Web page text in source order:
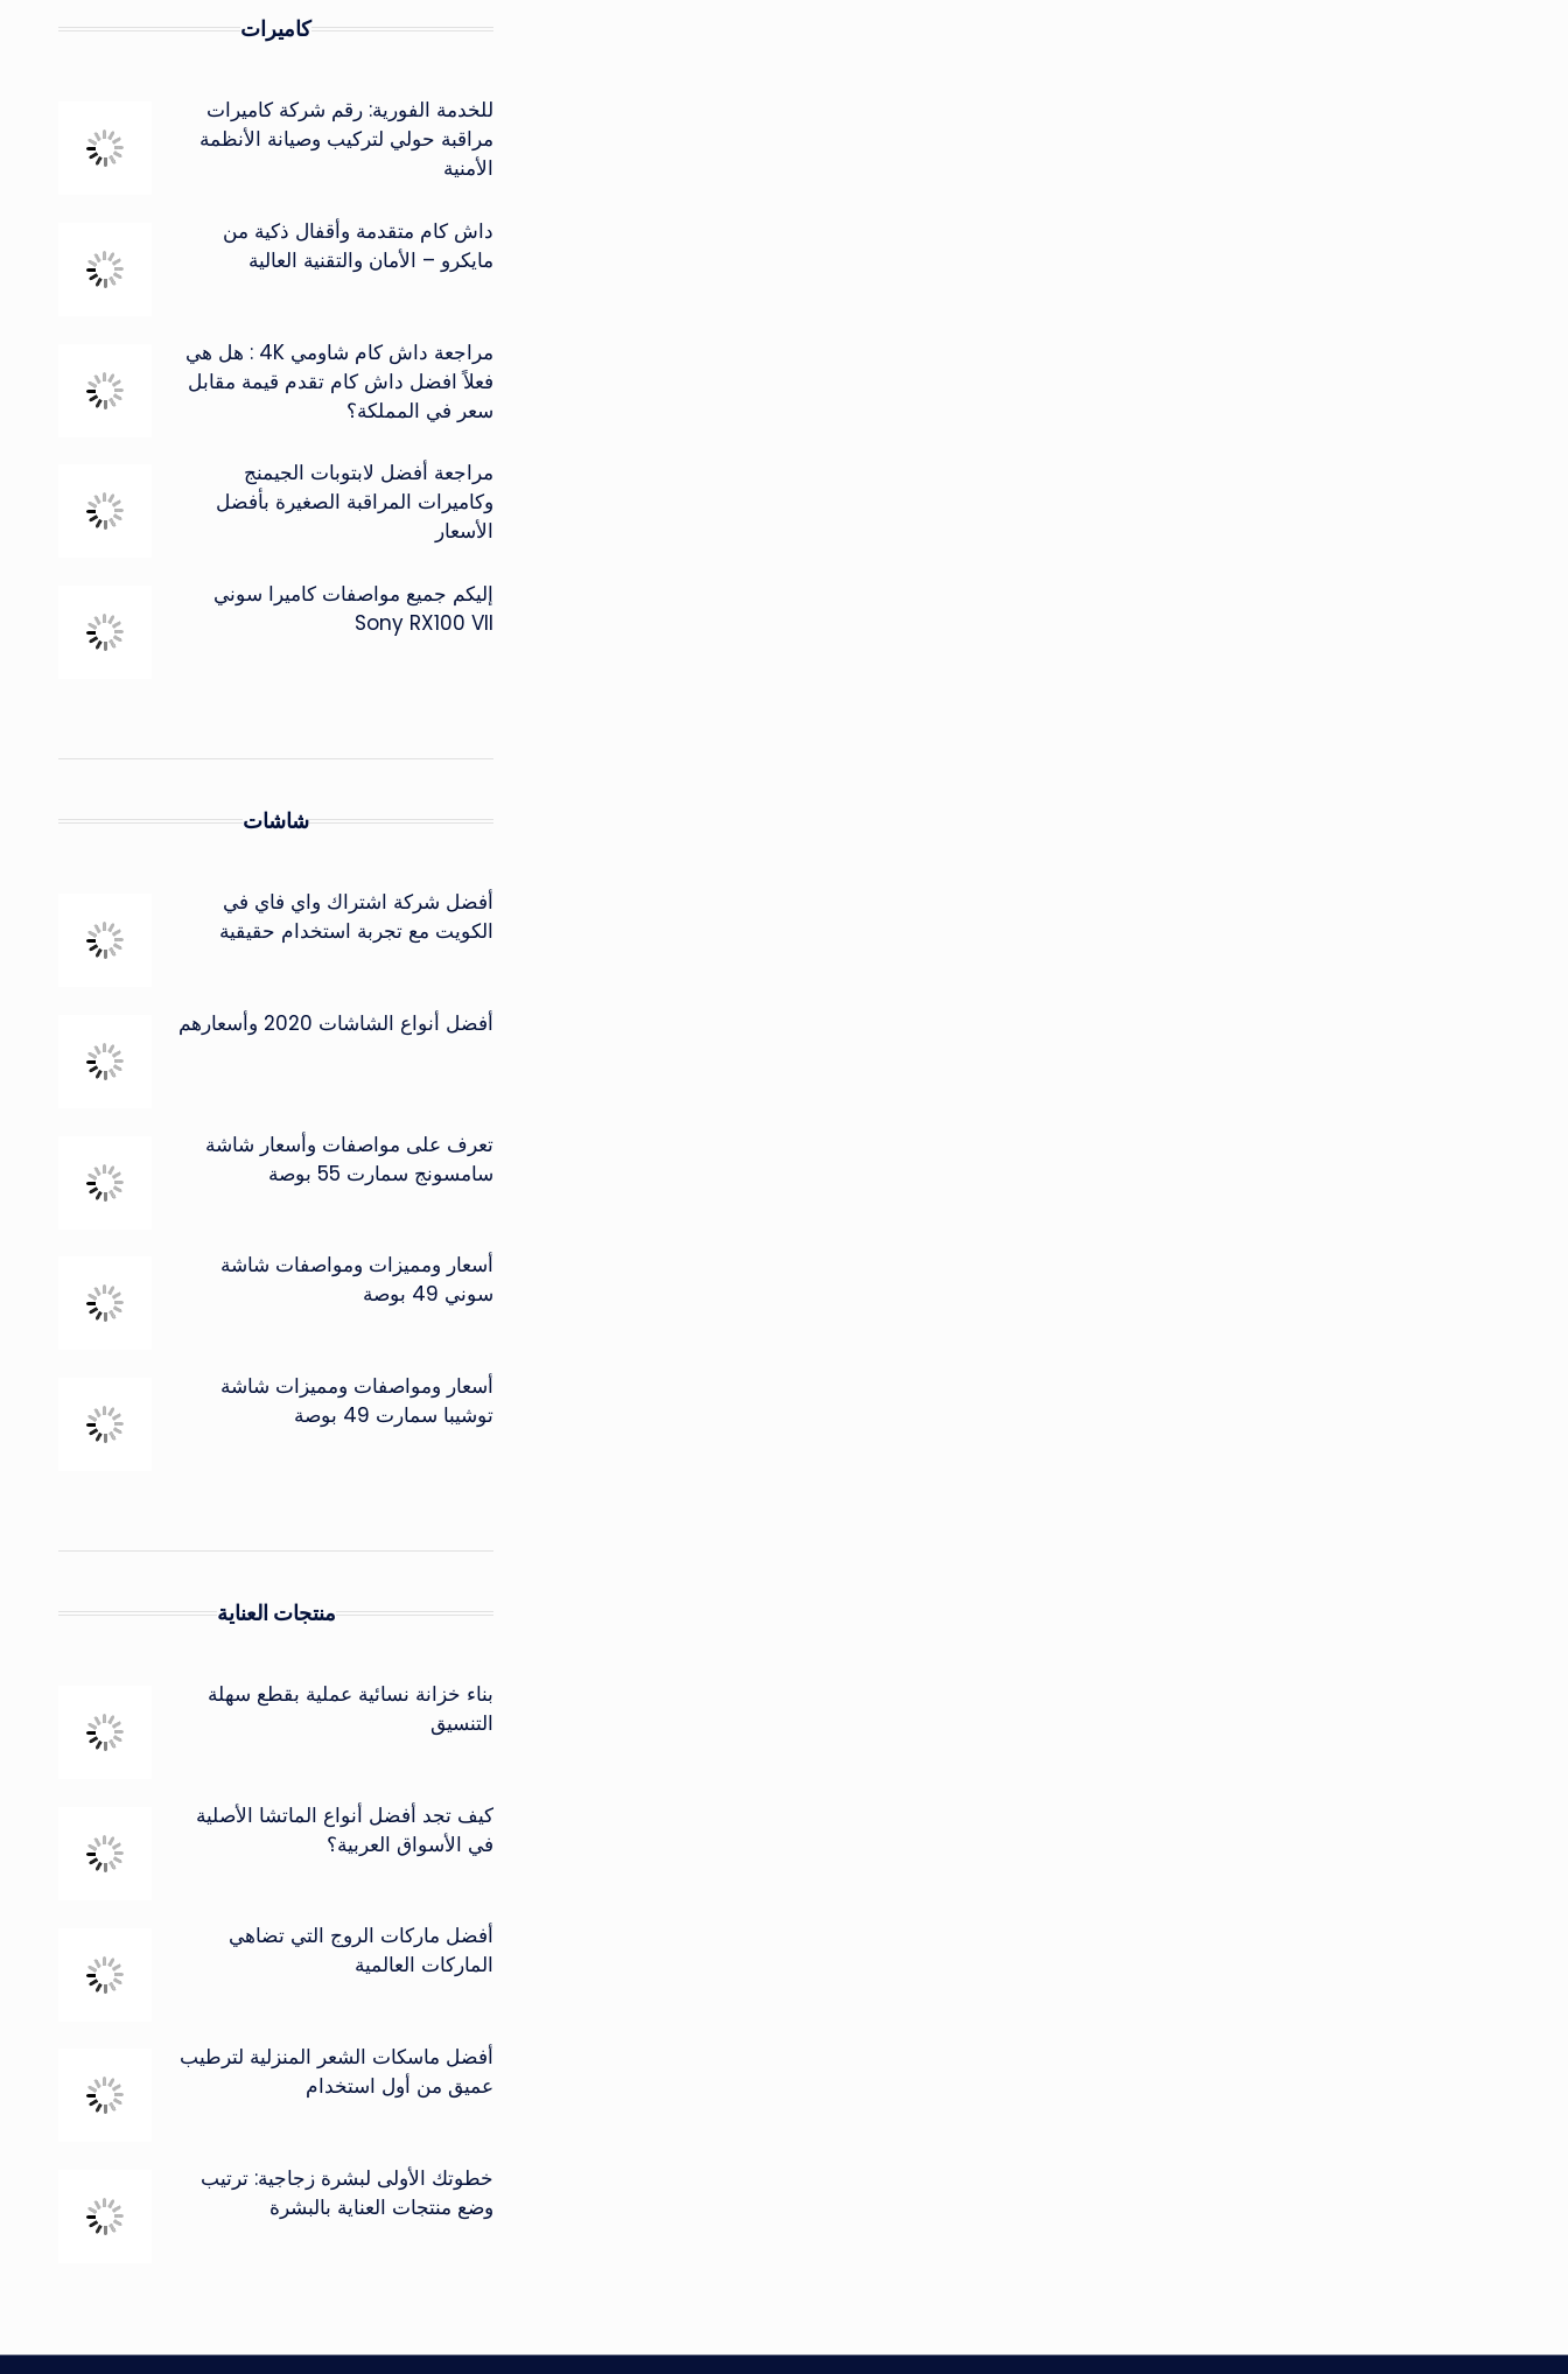
كاميرات
للخدمة الفورية: رقم شركة كاميرات
مراقبة حولي لتركيب وصيانة الأنظمة
الأمنية
داش كام متقدمة وأقفال ذكية من
مايكرو – الأمان والتقنية العالية
مراجعة داش كام شاومي 4K : هل هي
فعلاً افضل داش كام تقدم قيمة مقابل
سعر في المملكة؟
مراجعة أفضل لابتوبات الجيمنج
وكاميرات المراقبة الصغيرة بأفضل
الأسعار
إليكم جميع مواصفات كاميرا سوني
Sony RX100 VII
شاشات
أفضل شركة اشتراك واي فاي في
الكويت مع تجربة استخدام حقيقية
أفضل أنواع الشاشات 2020 وأسعارهم
تعرف على مواصفات وأسعار شاشة
سامسونج سمارت 55 بوصة
أسعار ومميزات ومواصفات شاشة
سوني 49 بوصة
أسعار ومواصفات ومميزات شاشة
توشيبا سمارت 49 بوصة
منتجات العناية
بناء خزانة نسائية عملية بقطع سهلة
التنسيق
كيف تجد أفضل أنواع الماتشا الأصلية
في الأسواق العربية؟
أفضل ماركات الروج التي تضاهي
الماركات العالمية
أفضل ماسكات الشعر المنزلية لترطيب
عميق من أول استخدام
خطوتك الأولى لبشرة زجاجية: ترتيب
وضع منتجات العناية بالبشرة